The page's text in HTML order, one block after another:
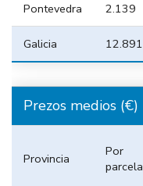
Pontevedra 2.139
Galicia 12.891
Prezos medios (€)
Provincia
Por
parcela